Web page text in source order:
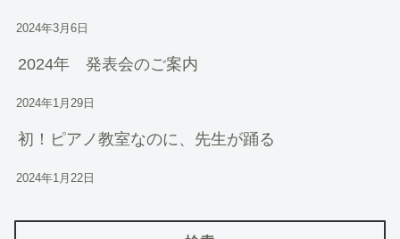
2024年3月6日
2024年 発表会のご案内
2024年1月29日
初！ピアノ教室なのに、先生が踊る
2024年1月22日